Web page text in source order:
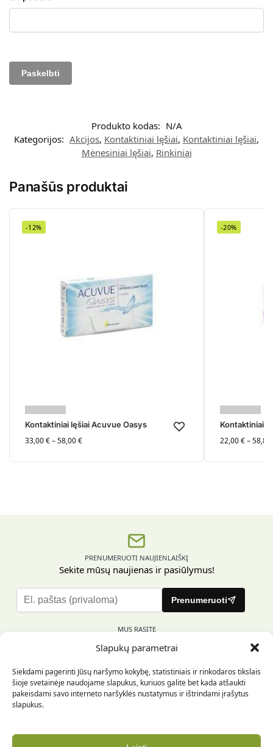
Slapukų parametrai
Siekdami pagerinti Jūsų naršymo kokybę, statistiniais ir rinkodaros tikslais
šioje svetainėje naudojame slapukus, kuriuos galite bet kada atšaukti
pakeisdami savo interneto naršyklės nustatymus ir ištrindami įrašytus
slapukus.
Produkto kodas: N/A
Kategorijos: Akcijos, Kontaktiniai lęšiai, Kontaktiniai lęšiai,
Mėnesiniai lęšiai, Rinkiniai
Panašūs produktai
-12%
Kontaktiniai lęšiai Acuvue Oasys
33,00€–58,00€
-20%
Kontaktiniai
22,00€–58,80
PRENUMERUOTI NAUJIENLAIŠKĮ
Sekite mūsų naujienas ir pasiūlymus!
l
a
l
e
a
Prenumeruoti
MUS RASITE
INFORMACIJA PIRKĖJUI